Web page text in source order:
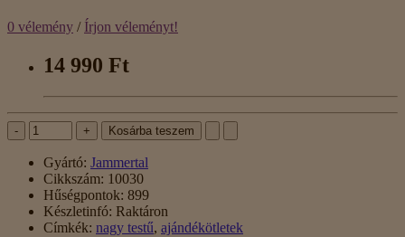
0 vélemény / Írjon véleményt!
14 990 Ft
- + Kosárba teszem
Gyártó: Jammertal
Cikkszám: 10030
Hűségpontok: 899
Készletinfó: Raktáron
Címkék: nagy testű, ajándékötletek